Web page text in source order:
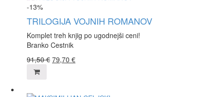
-13%
TRILOGIJA VOJNIH ROMANOV
Komplet treh knjig po ugodnejši ceni!
Branko Cestnik
91,50€ 79,70 €